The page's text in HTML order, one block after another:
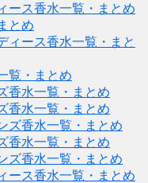
ース香水一覧・まとめ
とめ
ィース香水一覧・まと
覧・まとめ
香水一覧・まとめ
香水一覧・まとめ
ズ香水一覧・まとめ
香水一覧・まとめ
ズ香水一覧・まとめ
ース香水一覧・まとめ